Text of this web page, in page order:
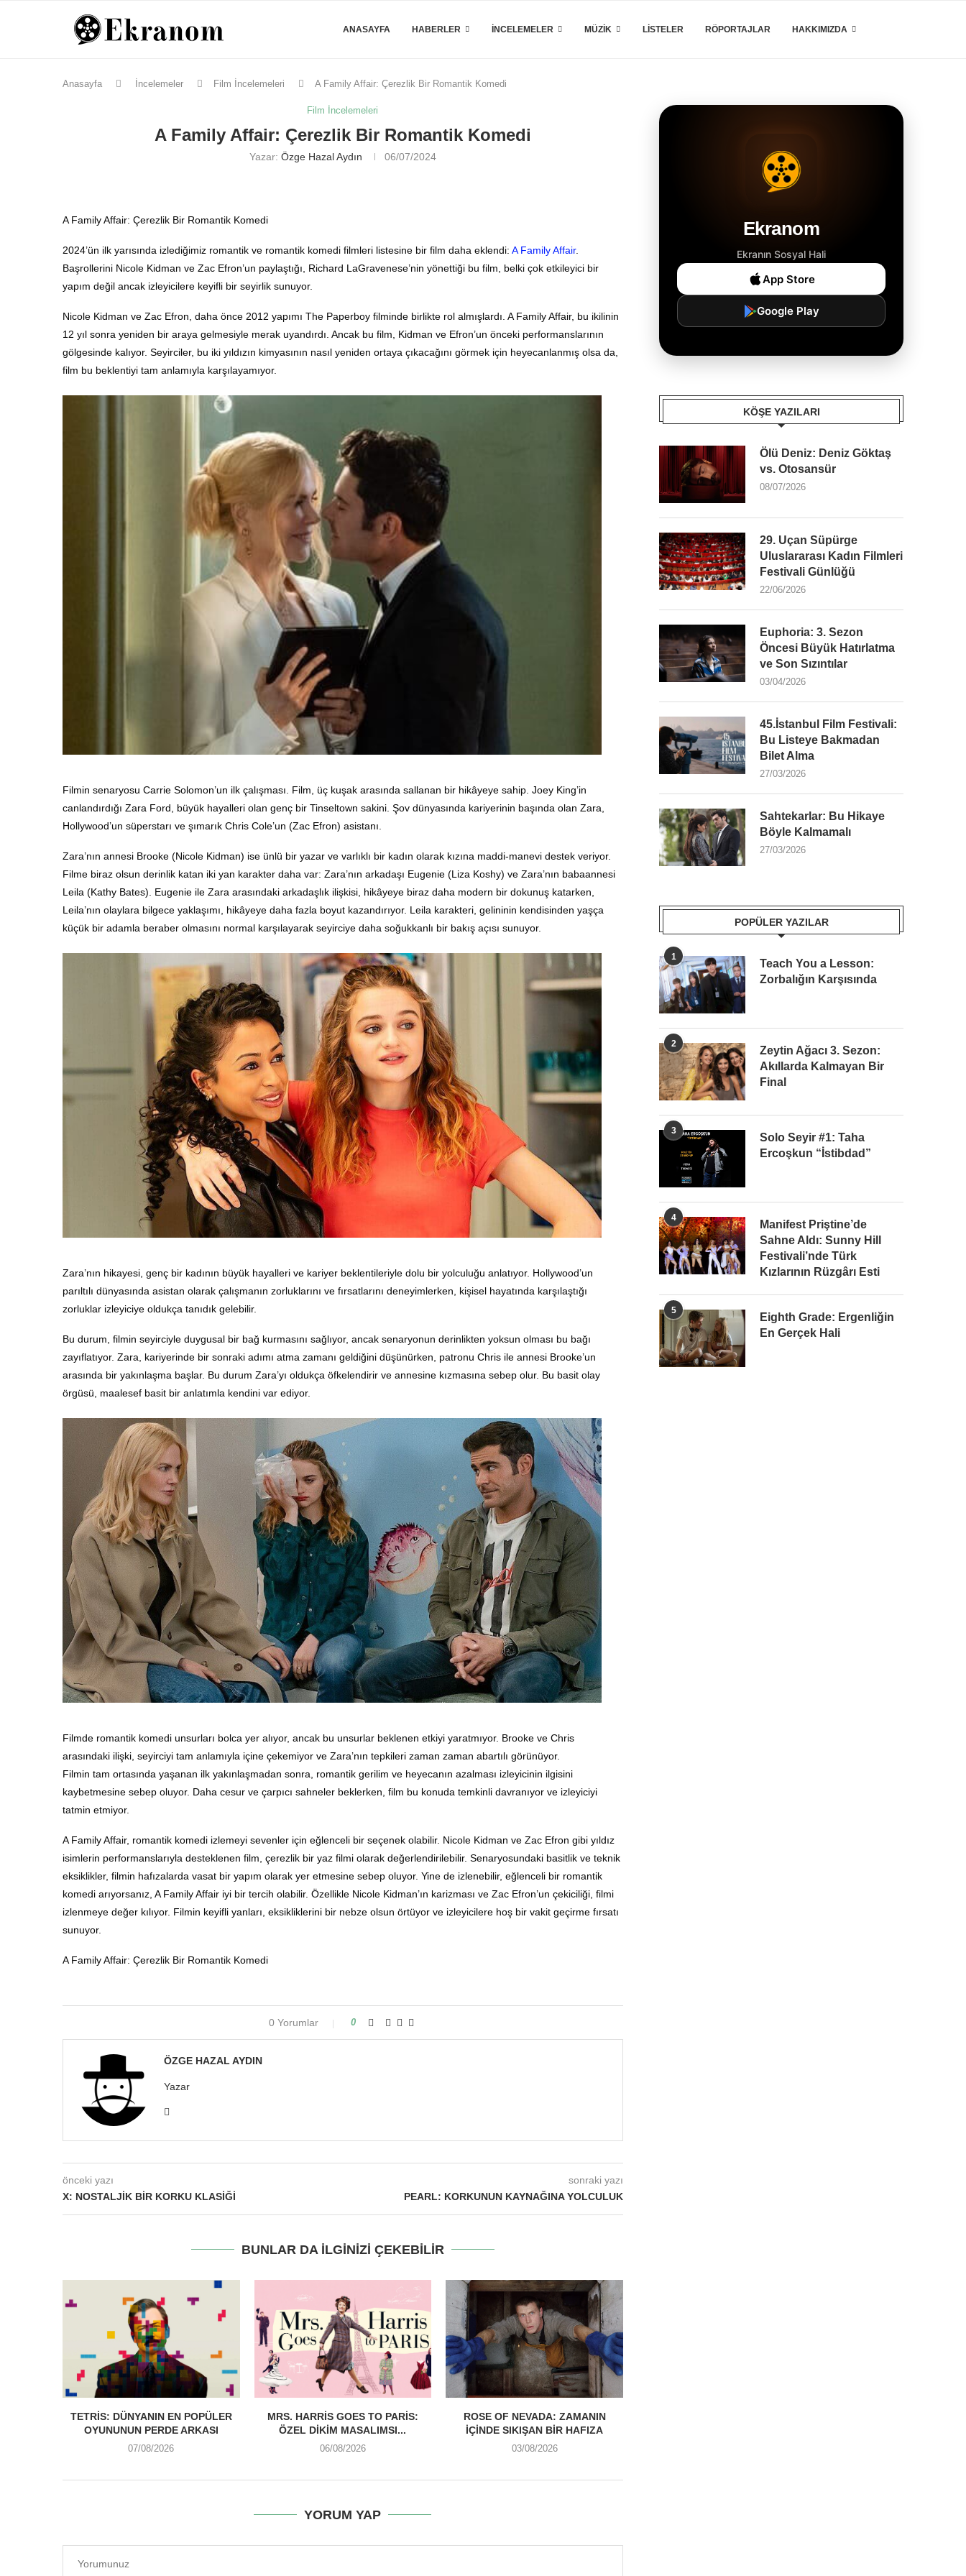
ANASAYFA HABERLER İNCELEMELER MÜZIK LISTELER RÖPORTAJLAR HAKKIMIZDA
Anasayfa İncelemeler Film İncelemeleri A Family Affair: Çerezlik Bir Romantik Komedi
Film İncelemeleri
A Family Affair: Çerezlik Bir Romantik Komedi
Yazar: Özge Hazal Aydın 06/07/2024
A Family Affair: Çerezlik Bir Romantik Komedi
2024’ün ilk yarısında izlediğimiz romantik ve romantik komedi filmleri listesine bir film daha eklendi: A Family Affair.
Başrollerini Nicole Kidman ve Zac Efron’un paylaştığı, Richard LaGravenese’nin yönettiği bu film, belki çok etkileyici bir
yapım değil ancak izleyicilere keyifli bir seyirlik sunuyor.
Nicole Kidman ve Zac Efron, daha önce 2012 yapımı The Paperboy filminde birlikte rol almışlardı. A Family Affair, bu ikilinin
12 yıl sonra yeniden bir araya gelmesiyle merak uyandırdı. Ancak bu film, Kidman ve Efron’un önceki performanslarının
gölgesinde kalıyor. Seyirciler, bu iki yıldızın kimyasının nasıl yeniden ortaya çıkacağını görmek için heyecanlanmış olsa da,
film bu beklentiyi tam anlamıyla karşılayamıyor.
Filmin senaryosu Carrie Solomon’un ilk çalışması. Film, üç kuşak arasında sallanan bir hikâyeye sahip. Joey King’in
canlandırdığı Zara Ford, büyük hayalleri olan genç bir Tinseltown sakini. Şov dünyasında kariyerinin başında olan Zara,
Hollywood’un süperstarı ve şımarık Chris Cole’un (Zac Efron) asistanı.
Zara’nın annesi Brooke (Nicole Kidman) ise ünlü bir yazar ve varlıklı bir kadın olarak kızına maddi-manevi destek veriyor.
Filme biraz olsun derinlik katan iki yan karakter daha var: Zara’nın arkadaşı Eugenie (Liza Koshy) ve Zara’nın babaannesi
Leila (Kathy Bates). Eugenie ile Zara arasındaki arkadaşlık ilişkisi, hikâyeye biraz daha modern bir dokunuş katarken,
Leila’nın olaylara bilgece yaklaşımı, hikâyeye daha fazla boyut kazandırıyor. Leila karakteri, gelininin kendisinden yaşça
küçük bir adamla beraber olmasını normal karşılayarak seyirciye daha soğukkanlı bir bakış açısı sunuyor.
Zara’nın hikayesi, genç bir kadının büyük hayalleri ve kariyer beklentileriyle dolu bir yolculuğu anlatıyor. Hollywood’un
parıltılı dünyasında asistan olarak çalışmanın zorluklarını ve fırsatlarını deneyimlerken, kişisel hayatında karşılaştığı
zorluklar izleyiciye oldukça tanıdık gelebilir.
Bu durum, filmin seyirciyle duygusal bir bağ kurmasını sağlıyor, ancak senaryonun derinlikten yoksun olması bu bağı
zayıflatıyor. Zara, kariyerinde bir sonraki adımı atma zamanı geldiğini düşünürken, patronu Chris ile annesi Brooke’un
arasında bir yakınlaşma başlar. Bu durum Zara’yı oldukça öfkelendirir ve annesine kızmasına sebep olur. Bu basit olay
örgüsü, maalesef basit bir anlatımla kendini var ediyor.
Filmde romantik komedi unsurları bolca yer alıyor, ancak bu unsurlar beklenen etkiyi yaratmıyor. Brooke ve Chris
arasındaki ilişki, seyirciyi tam anlamıyla içine çekemiyor ve Zara’nın tepkileri zaman zaman abartılı görünüyor.
Filmin tam ortasında yaşanan ilk yakınlaşmadan sonra, romantik gerilim ve heyecanın azalması izleyicinin ilgisini
kaybetmesine sebep oluyor. Daha cesur ve çarpıcı sahneler beklerken, film bu konuda temkinli davranıyor ve izleyiciyi
tatmin etmiyor.
A Family Affair, romantik komedi izlemeyi sevenler için eğlenceli bir seçenek olabilir. Nicole Kidman ve Zac Efron gibi yıldız
isimlerin performanslarıyla desteklenen film, çerezlik bir yaz filmi olarak değerlendirilebilir. Senaryosundaki basitlik ve teknik
eksiklikler, filmin hafızalarda vasat bir yapım olarak yer etmesine sebep oluyor. Yine de izlenebilir, eğlenceli bir romantik
komedi arıyorsanız, A Family Affair iyi bir tercih olabilir. Özellikle Nicole Kidman’ın karizması ve Zac Efron’un çekiciliği, filmi
izlenmeye değer kılıyor. Filmin keyifli yanları, eksikliklerini bir nebze olsun örtüyor ve izleyicilere hoş bir vakit geçirme fırsatı
sunuyor.
A Family Affair: Çerezlik Bir Romantik Komedi
0 Yorumlar 0
ÖZGE HAZAL AYDIN
Yazar
önceki yazı
X: NOSTALJIK BIR KORKU KLASIĞI
sonraki yazı
PEARL: KORKUNUN KAYNAĞINA YOLCULUK
BUNLAR DA ILGINIZI ÇEKEBILIR
TETRIS: DÜNYANIN EN POPÜLER
OYUNUNUN PERDE ARKASI
07/08/2026
MRS. HARRIS GOES TO PARIS:
ÖZEL DIKIM MASALIMSI...
06/08/2026
ROSE OF NEVADA: ZAMANIN
İÇINDE SIKIŞAN BIR HAFIZA
03/08/2026
YORUM YAP
Ekranom
Ekranın Sosyal Hali
App Store
Google Play
KÖŞE YAZILARI
Ölü Deniz: Deniz Göktaş
vs. Otosansür
08/07/2026
29. Uçan Süpürge
Uluslararası Kadın Filmleri
Festivali Günlüğü
22/06/2026
Euphoria: 3. Sezon
Öncesi Büyük Hatırlatma
ve Son Sızıntılar
03/04/2026
45.İstanbul Film Festivali:
Bu Listeye Bakmadan
Bilet Alma
27/03/2026
Sahtekarlar: Bu Hikaye
Böyle Kalmamalı
27/03/2026
POPÜLER YAZILAR
1
Teach You a Lesson:
Zorbalığın Karşısında
2
Zeytin Ağacı 3. Sezon:
Akıllarda Kalmayan Bir
Final
3
Solo Seyir #1: Taha
Ercoşkun “İstibdad”
4
Manifest Priştine’de
Sahne Aldı: Sunny Hill
Festivali’nde Türk
Kızlarının Rüzgârı Esti
5
Eighth Grade: Ergenliğin
En Gerçek Hali